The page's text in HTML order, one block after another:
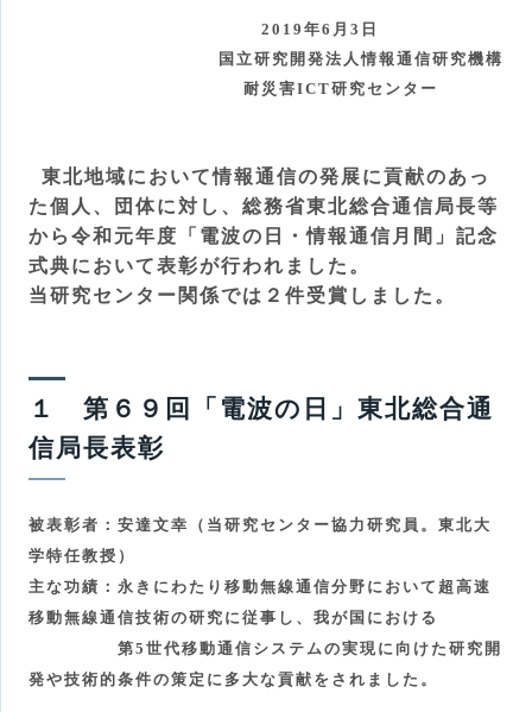
2019 年6 月 3 日
国立研究開発法人情報通信研究機構
耐災害ICT研究センター
東北地域において情報通信の発展に貢献のあっ
た個人、団体に対し、総務省東北総合通信局長等
から令和元年度「電波の日・情報通信月間」記念
式典において表彰が行われました。
当研究センター 関係では２件受賞しました。
１ 第６９回「電波の日」東北総合通
信局長表彰
被表彰者： 安達文幸（当研究センター協力研究員。東北大
学特任教授）
主な功績：永きにわたり移動無線通信分野において超高速
移動無線通信技術の研究 に従事し、我が国における
第5 世代移動通信システムの実現に向けた研究開
発や技術的条件の策定に多大な貢献をされました。